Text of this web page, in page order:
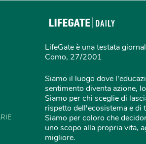
LifeGate è una testata
Como, 27/2001
Siamo il luogo dove
sentimento diventa azione,
Siamo per chi sceglie di
rispetto dell'ecosistema e di
Siamo per coloro che
uno scopo alla propria vita,
migliore.